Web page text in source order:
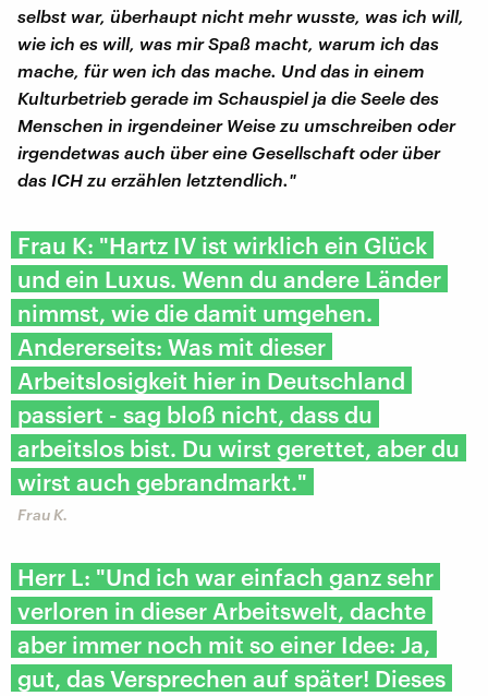
selbst war, überhaupt nicht mehr wusste, was ich will,
wie ich es will, was mir Spaß macht, warum ich das
mache, für wen ich das mache. Und das in einem
Kulturbetrieb gerade im Schauspiel ja die Seele des
Menschen in irgendeiner Weise zu umschreiben oder
irgendetwas auch über eine Gesellschaft oder über
das ICH zu erzählen letztendlich."
Frau K: "Hartz IV ist wirklich ein Glück
und ein Luxus. Wenn du andere Länder
nimmst, wie die damit umgehen.
Andererseits: Was mit dieser
Arbeitslosigkeit hier in Deutschland
passiert - sag bloß nicht, dass du
arbeitslos bist. Du wirst gerettet, aber du
wirst auch gebrandmarkt."
Frau K.
Herr L: "Und ich war einfach ganz sehr
verloren in dieser Arbeitswelt, dachte
aber immer noch mit so einer Idee: Ja,
gut, das Versprechen auf später! Dieses